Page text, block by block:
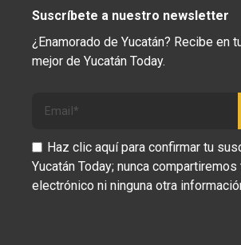
Suscríbete a nuestro newsletter
¿Enamorado de Yucatán? Recibe en
mejor de Yucatán Today.
Haz clic aquí para confirmar tu
Yucatán Today; nunca
electrónico ni ninguna otra